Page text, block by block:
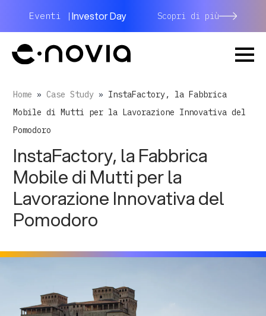
Eventi | Investor Day Scopri di più
Home » Case Study » InstaFactory, la Fabbrica
Mobile di Mutti per la Lavorazione Innovativa del
Pomodoro
InstaFactory, la Fabbrica
Mobile di Mutti per la
Lavorazione Innovativa del
Pomodoro